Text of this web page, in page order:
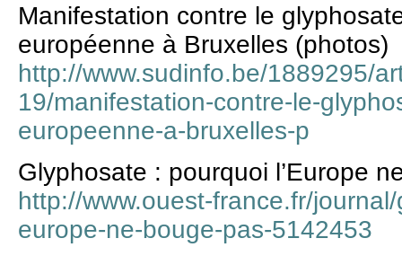
Manifestation contre le
européenne à Bruxelles (photos)
http://www.sudinfo.be/1889295/
19/manifestation-contre-le-
europeenne-a-bruxelles-p
Glyphosate : pourquoi l’Europe
http://www.ouest-france.fr/
europe-ne-bouge-pas-5142453